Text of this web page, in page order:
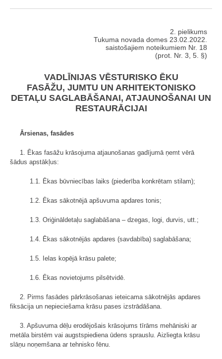
2. pielikums
Tukuma novada domes 23.02.2022.
saistošajiem noteikumiem Nr. 18
(prot. Nr. 3, 5. §)
VADLĪNIJAS VĒSTURISKO ĒKU
FASĀŽU, JUMTU UN ARHITEKTONISKO
DETAĻU SAGLABĀŠANAI, ATJAUNOŠANAI UN
RESTAURĀCIJAI
Ārsienas, fasādes
1. Ēkas fasāžu krāsojuma atjaunošanas gadījumā ņemt vērā
šādus apstākļus:
1.1. Ēkas būvniecības laiks (piederība konkrētam stilam);
1.2. Ēkas sākotnējā apšuvuma apdares tonis;
1.3. Oriģināldetaļu saglabāšana – dzegas, logi, durvis, utt.;
1.4. Ēkas sākotnējās apdares (savdabība) saglabāšana;
1.5. Ielas kopējā krāsu palete;
1.6. Ēkas novietojums pilsētvidē.
2. Pirms fasādes pārkrāsošanas ieteicama sākotnējās apdares
fiksācija un nepieciešama krāsu pases izstrādāšana.
3. Apšuvuma dēļu erodējošais krāsojums tīrāms mehāniski ar
metāla birstēm vai augstspiediena ūdens sprauslu. Aizliegta krāsu
slāņu noņemšana ar tehnisko fēnu.